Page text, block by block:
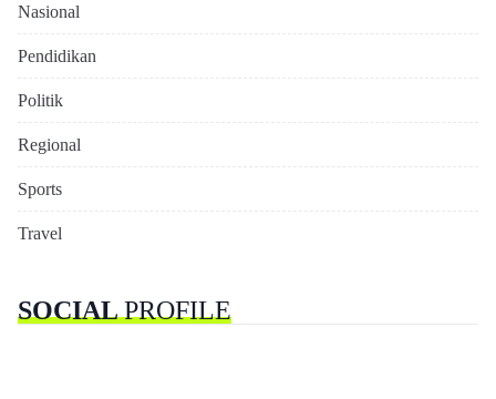
Nasional
Pendidikan
Politik
Regional
Sports
Travel
SOCIALPROFILE